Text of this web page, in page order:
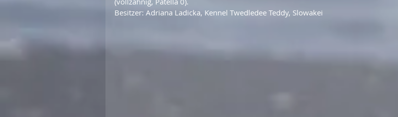
Besitzer: Adriana Ladicka, Kennel Twedledee Teddy, Slowakei